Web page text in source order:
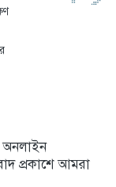
অনলাইন
প্রকাশে আমরা